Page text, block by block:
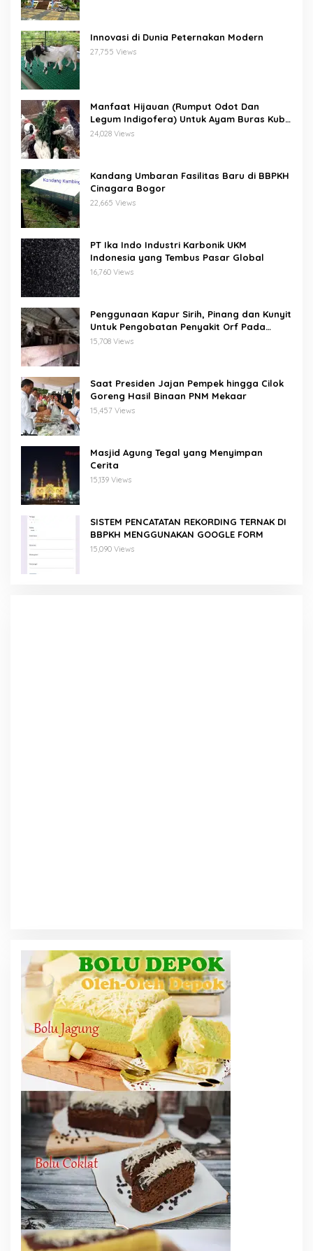
Innovasi di Dunia Peternakan Modern
27,755 Views
Manfaat Hijauan (Rumput Odot Dan
Legum Indigofera) Untuk Ayam Buras Kub
Dan Sensi
24,028 Views
Kandang Umbaran Fasilitas Baru di BBPKH
Cinagara Bogor
22,665 Views
PT Ika Indo Industri Karbonik UKM
Indonesia yang Tembus Pasar Global
16,760 Views
Penggunaan Kapur Sirih, Pinang dan Kunyit
Untuk Pengobatan Penyakit Orf Pada
Domba/Kambing
15,708 Views
Saat Presiden Jajan Pempek hingga Cilok
Goreng Hasil Binaan PNM Mekaar
15,457 Views
Masjid Agung Tegal yang Menyimpan
Cerita
15,139 Views
SISTEM PENCATATAN REKORDING TERNAK DI
BBPKH MENGGUNAKAN GOOGLE FORM
15,090 Views